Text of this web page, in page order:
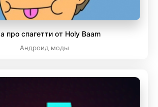
про спагетти от Holy Baam
Андроид моды